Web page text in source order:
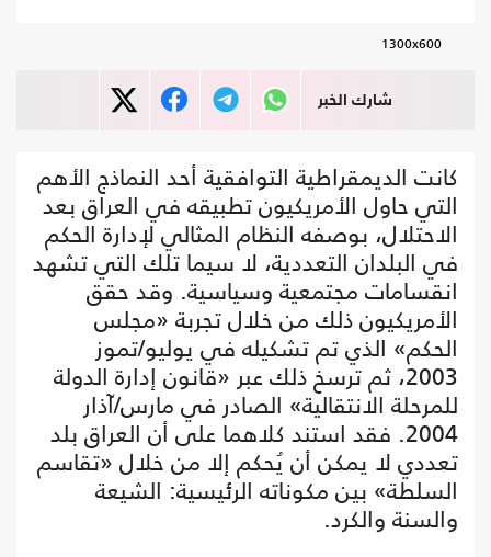
1300x600
شارك الخبر
كانت الديمقراطية التوافقية أحد النماذج الأهم
التي حاول الأمريكيون تطبيقه في العراق بعد
الاحتلال، بوصفه النظام المثالي لإدارة الحكم
في البلدان التعددية، لا سيما تلك التي تشهد
انقسامات مجتمعية وسياسية. وقد حقق
الأمريكيون ذلك من خلال تجربة «مجلس
الحكم» الذي تم تشكيله في يوليو/تموز
2003، ثم ترسخ ذلك عبر «قانون إدارة الدولة
للمرحلة الانتقالية» الصادر في مارس/آذار
2004. فقد استند كلاهما على أن العراق بلد
تعددي لا يمكن أن يُحكم إلا من خلال «تقاسم
السلطة» بين مكوناته الرئيسية: الشيعة
والسنة والكرد.